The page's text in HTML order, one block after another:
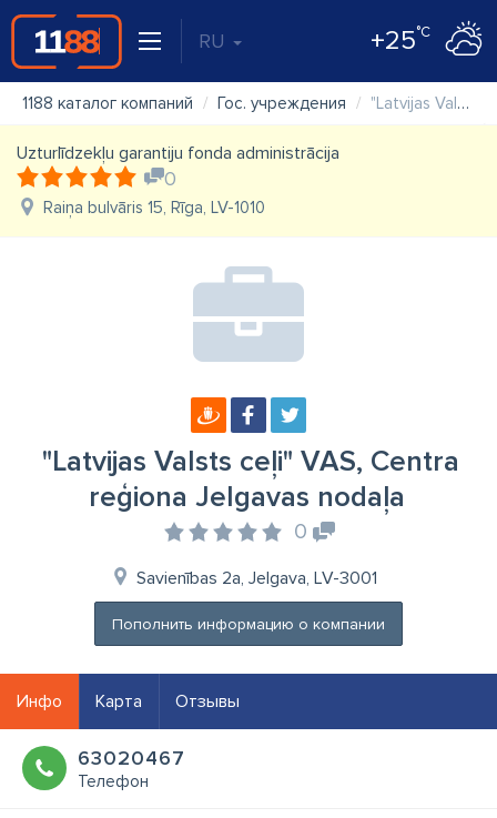
RU +25°C
1188 каталог компаний Гос. учреждения "Latvijas Valsts ceļi" VAS, Centra reģiona Jelgavas nodaļa
Uzturlīdzekļu garantiju fonda administrācija
0
Raiņa bulvāris 15, Rīga, LV-1010
"Latvijas Valsts ceļi" VAS, Centra
reģiona Jelgavas nodaļa
0
Savienības 2a, Jelgava, LV-3001
Пополнить информацию о компании
Инфо Карта Отзывы
63020467
Телефон